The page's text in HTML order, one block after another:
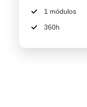
1 módulos
360h